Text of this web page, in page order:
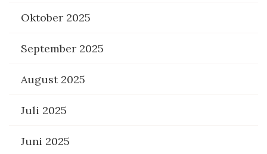
Oktober 2025
September 2025
August 2025
Juli 2025
Juni 2025